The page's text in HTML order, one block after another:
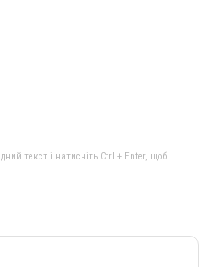
текст і натисніть Ctrl + Enter, щоб